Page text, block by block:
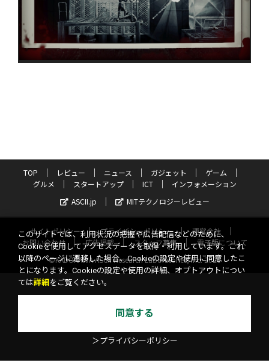
TOP レビュー ニュース ガジェット
ゲーム
グルメ
スタートアップ ICT
インフォメーション
ASCII.jp
MITテクノロジーレビュー
サイトポリシー プライバシーポリシー
運営会社
お問い合わせ
広告掲載 スタッフ募集
電子版について
©KADOKAWA ASCII Research Laboratories, Inc. 2026
このサイトでは、利用状況の把握や広告配信などのために、
Cookieを使用してアクセスデータを取得・利用しています。これ
以降のページに遷移した場合、Cookieの設定や使用に同意したこ
とになります。Cookieの設定や使用の詳細、オプトアウトについ
ては詳細 をご覧ください。
同意する
＞プライバシーポリシー